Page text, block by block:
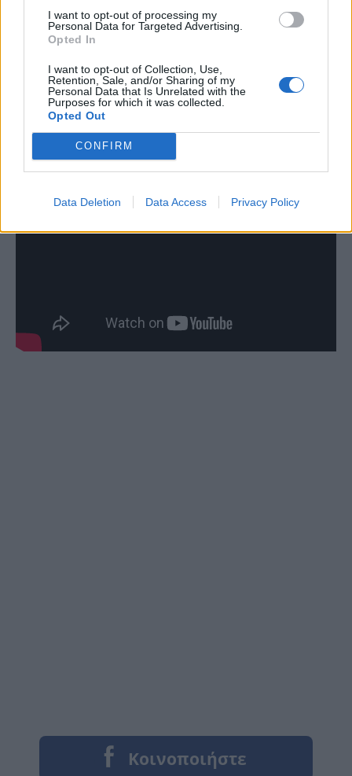
I want to opt-out of processing my
Personal Data for Targeted Advertising.
Opted In
I want to opt-out of Collection, Use,
Retention, Sale, and/or Sharing of my
Personal Data that Is Unrelated with the
Purposes for which it was collected.
Opted Out
CONFIRM
Data Deletion Data Access Privacy Policy
Δείτε το βίντεο με την καταπληκτική ερμηνεία
του νεαρού.